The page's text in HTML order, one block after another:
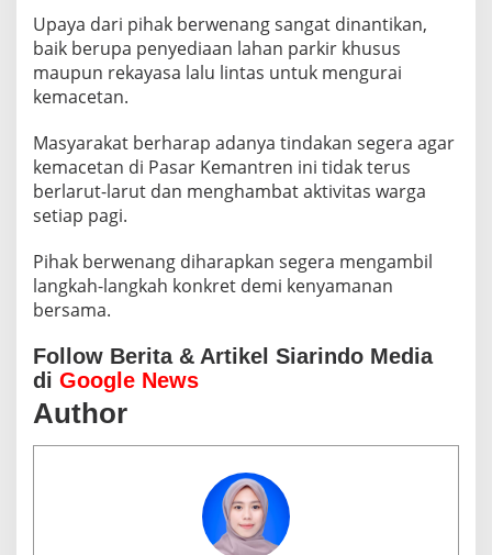
Upaya dari pihak berwenang sangat dinantikan,
baik berupa penyediaan lahan parkir khusus
maupun rekayasa lalu lintas untuk mengurai
kemacetan.
Masyarakat berharap adanya tindakan segera agar
kemacetan di Pasar Kemantren ini tidak terus
berlarut-larut dan menghambat aktivitas warga
setiap pagi.
Pihak berwenang diharapkan segera mengambil
langkah-langkah konkret demi kenyamanan
bersama.
Follow Berita & Artikel Siarindo Media
di Google News
Author